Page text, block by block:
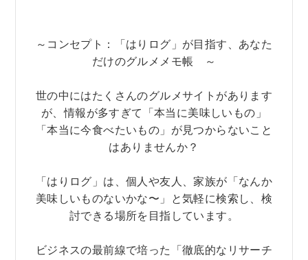
～コンセプト：「はりログ」が目指す、あなた
だけのグルメメモ帳 ～
世の中にはたくさんのグルメサイトがあります
が、情報が多すぎて「本当に美味しいもの」
「本当に今食べたいもの」が見つからないこと
はありませんか？
「はりログ」は、個人や友人、家族が「なんか
美味しいものないかな〜」と気軽に検索し、検
討できる場所を目指しています。
ビジネスの最前線で培った「徹底的なリサーチ